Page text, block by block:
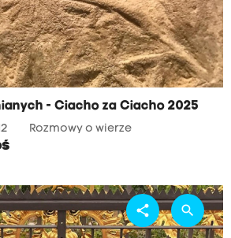
- Ciacho za Ciacho 2025
Rozmowy o wierze
share search